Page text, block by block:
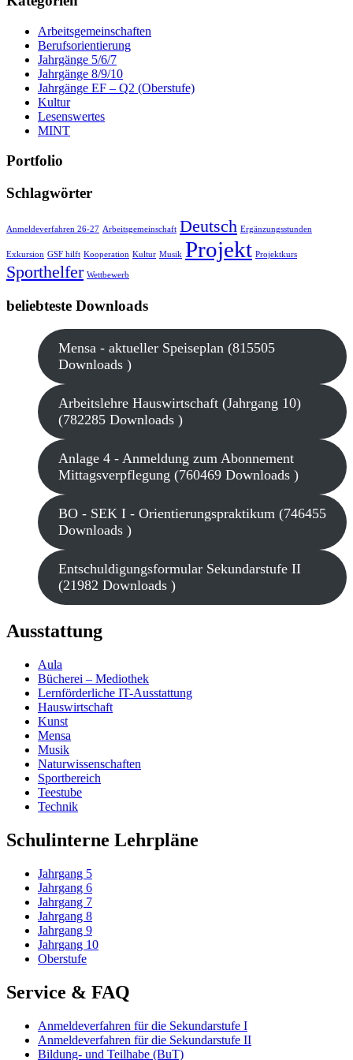
Arbeitsgemeinschaften
Berufsorientierung
Jahrgänge 5/6/7
Jahrgänge 8/9/10
Jahrgänge EF – Q2 (Oberstufe)
Kultur
Lesenswertes
MINT
Portfolio
Schlagwörter
Anmeldeverfahren 26-27 Arbeitsgemeinschaft Deutsch Ergänzungsstunden
Exkursion GSF hilft Kooperation Kultur Musik Projekt Projektkurs
Sporthelfer Wettbewerb
beliebteste Downloads
Mensa - aktueller Speiseplan (815505
Downloads )
Arbeitslehre Hauswirtschaft (Jahrgang 10)
(782285 Downloads )
Anlage 4 - Anmeldung zum Abonnement
Mittagsverpflegung (760469 Downloads )
BO - SEK I - Orientierungspraktikum (746455
Downloads )
Entschuldigungsformular Sekundarstufe II
(21982 Downloads )
Ausstattung
Aula
Bücherei – Mediothek
Lernförderliche IT-Ausstattung
Hauswirtschaft
Kunst
Mensa
Musik
Naturwissenschaften
Sportbereich
Teestube
Technik
Schulinterne Lehrpläne
Jahrgang 5
Jahrgang 6
Jahrgang 7
Jahrgang 8
Jahrgang 9
Jahrgang 10
Oberstufe
Service & FAQ
Anmeldeverfahren für die Sekundarstufe I
Anmeldeverfahren für die Sekundarstufe II
Bildung- und Teilhabe (BuT)